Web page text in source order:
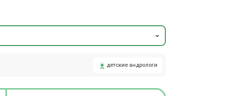
детские андрологи